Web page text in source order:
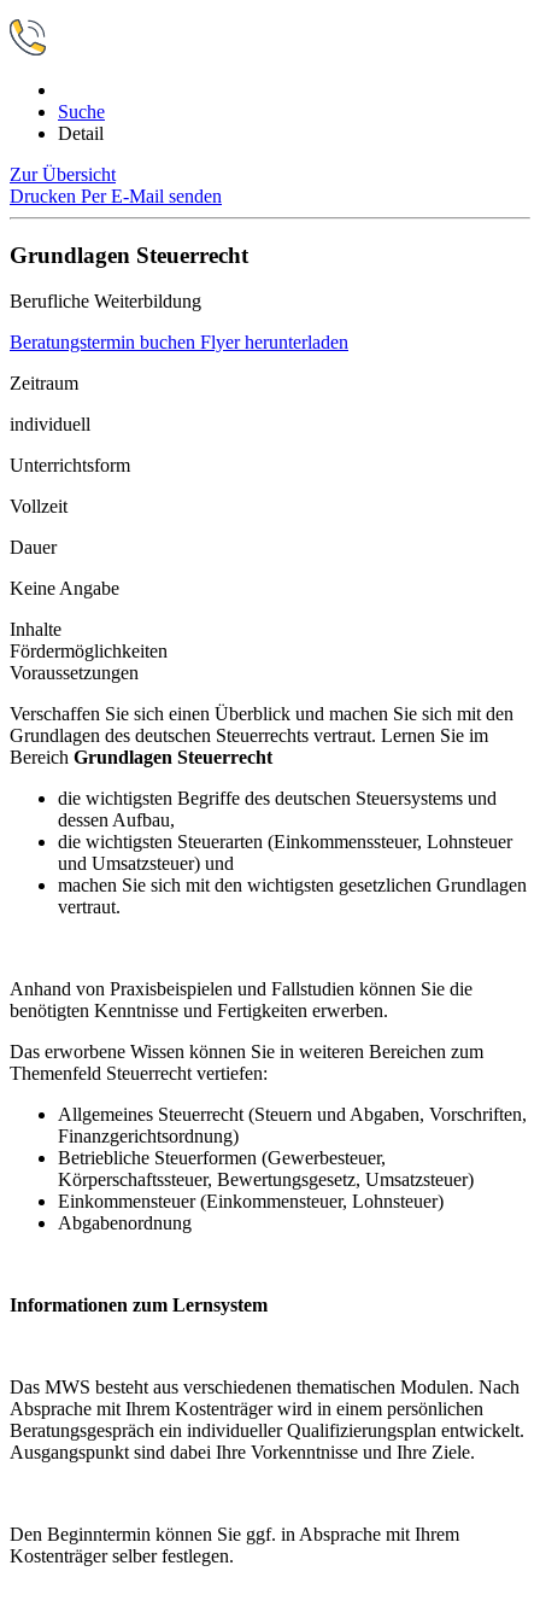
Suche
Detail
Zur Übersicht
Drucken Per E-Mail senden
Grundlagen Steuerrecht
Berufliche Weiterbildung
Beratungstermin buchen Flyer herunterladen
Zeitraum
individuell
Unterrichtsform
Vollzeit
Dauer
Keine Angabe
Inhalte
Fördermöglichkeiten
Voraussetzungen
Verschaffen Sie sich einen Überblick und machen Sie sich mit den
Grundlagen des deutschen Steuerrechts vertraut. Lernen Sie im
Bereich Grundlagen Steuerrecht
die wichtigsten Begriffe des deutschen Steuersystems und
dessen Aufbau,
die wichtigsten Steuerarten (Einkommenssteuer, Lohnsteuer
und Umsatzsteuer) und
machen Sie sich mit den wichtigsten gesetzlichen Grundlagen
vertraut.
Anhand von Praxisbeispielen und Fallstudien können Sie die
benötigten Kenntnisse und Fertigkeiten erwerben.
Das erworbene Wissen können Sie in weiteren Bereichen zum
Themenfeld Steuerrecht vertiefen:
Allgemeines Steuerrecht (Steuern und Abgaben, Vorschriften,
Finanzgerichtsordnung)
Betriebliche Steuerformen (Gewerbesteuer,
Körperschaftssteuer, Bewertungsgesetz, Umsatzsteuer)
Einkommensteuer (Einkommensteuer, Lohnsteuer)
Abgabenordnung
Informationen zum Lernsystem
Das MWS besteht aus verschiedenen thematischen Modulen. Nach
Absprache mit Ihrem Kostenträger wird in einem persönlichen
Beratungsgespräch ein individueller Qualifizierungsplan entwickelt.
Ausgangspunkt sind dabei Ihre Vorkenntnisse und Ihre Ziele.
Den Beginntermin können Sie ggf. in Absprache mit Ihrem
Kostenträger selber festlegen.